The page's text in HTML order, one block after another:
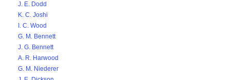
J. E. Dodd
K. C. Joshi
I. C. Wood
G. M. Bennett
J. G. Bennett
A. R. Harwood
G. M. Niederer